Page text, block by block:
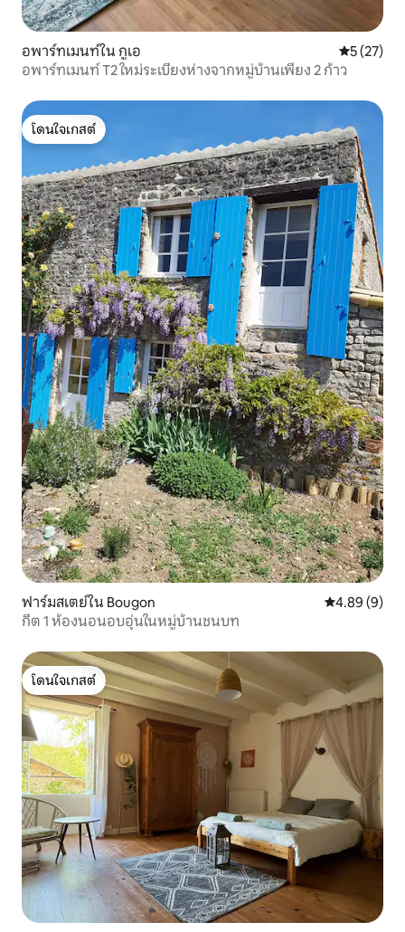
อพาร์ทเมนท์ใน กูเอ คะแนนเฉลี่
5 (27)
อพาร์ทเมนท์ T2 ใหม่ระเบียงห่างจากหมู่บ้านเพียง 2 ก้าว
โดนใจเกสต์
โดนใจเกสต์
ฟาร์มสเตย์ใน Bougon คะแนนเฉลี่ย
4.89 (9)
กีต 1 ห้องนอนอบอุ่นในหมู่บ้านชนบท
โดนใจเกสต์
โดนใจเกสต์